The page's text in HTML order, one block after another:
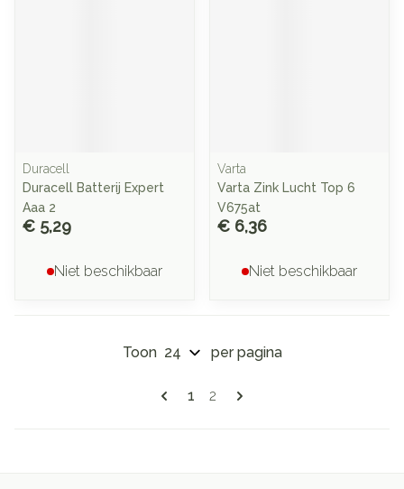
Duracell
Duracell Batterij Expert
Aaa 2
€ 5,29
Niet beschikbaar
Varta
Varta Zink Lucht Top 6
V675at
€ 6,36
Niet beschikbaar
Pagina's
U lees momenteel pagina
1 Pagina
2
Toon per pagina